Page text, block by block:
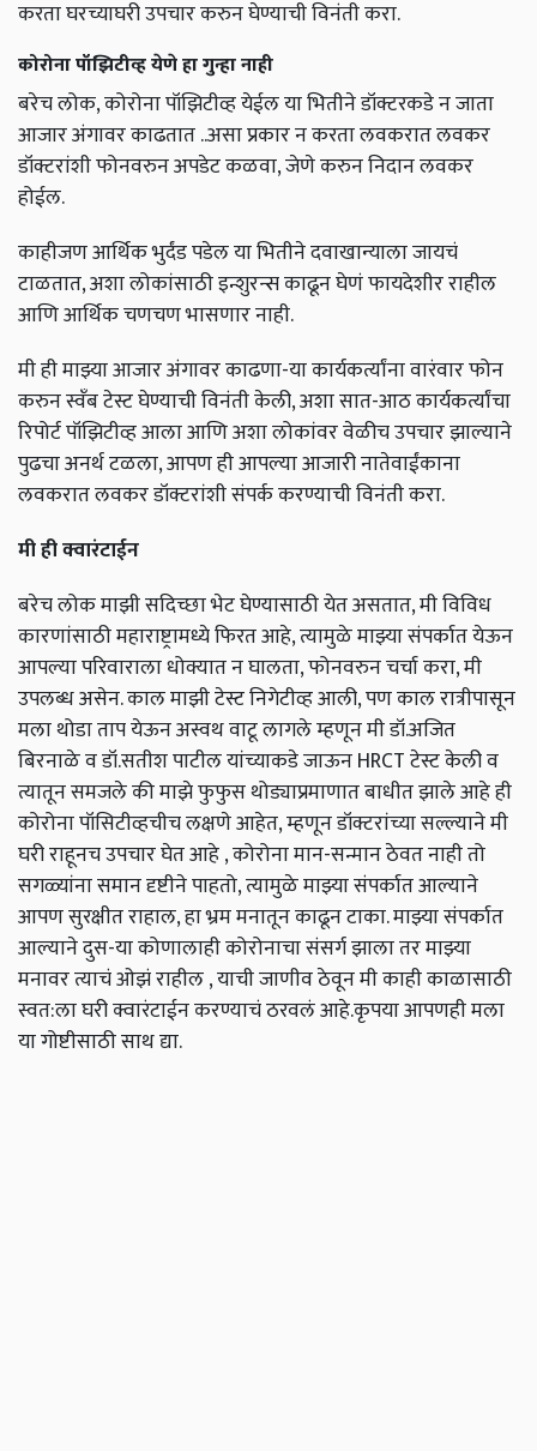
करता घरच्याघरी उपचार करुन घेण्याची विनंती करा.
कोरोना पॉझिटीव्ह येणे हा गुन्हा नाही
बरेच लोक, कोरोना पॉझिटीव्ह येईल या भितीने डॉक्टरकडे न जाता
आजार अंगावर काढतात ..असा प्रकार न करता लवकरात लवकर
डॉक्टरांशी फोनवरुन अपडेट कळवा, जेणे करुन निदान लवकर
होईल.
काहीजण आर्थिक भुर्दंड पडेल या भितीने दवाखान्याला जायचं
टाळतात, अशा लोकांसाठी इन्शुरन्स काढून घेणं फायदेशीर राहील
आणि आर्थिक चणचण भासणार नाही.
मी ही माझ्या आजार अंगावर काढणा-या कार्यकर्त्यांना वारंवार फोन
करुन स्वँब टेस्ट घेण्याची विनंती केली, अशा सात-आठ कार्यकर्त्यांचा
रिपोर्ट पॉझिटीव्ह आला आणि अशा लोकांवर वेळीच उपचार झाल्याने
पुढचा अनर्थ टळला, आपण ही आपल्या आजारी नातेवाईंकाना
लवकरात लवकर डॉक्टरांशी संपर्क करण्याची विनंती करा.
मी ही क्वारंटाईन
बरेच लोक माझी सदिच्छा भेट घेण्यासाठी येत असतात, मी विविध
कारणांसाठी महाराष्ट्रामध्ये फिरत आहे, त्यामुळे माझ्या संपर्कात येऊन
आपल्या परिवाराला धोक्यात न घालता, फोनवरुन चर्चा करा, मी
उपलब्ध असेन. काल माझी टेस्ट निगेटीव्ह आली, पण काल रात्रीपासून
मला थोडा ताप येऊन अस्वथ वाटू लागले म्हणून मी डॉ.अजित
बिरनाळे व डॉ.सतीश पाटील यांच्याकडे जाऊन HRCT टेस्ट केली व
त्यातून समजले की माझे फुफुस थोड्याप्रमाणात बाधीत झाले आहे ही
कोरोना पॉसिटीव्हचीच लक्षणे आहेत, म्हणून डॉक्टरांच्या सल्ल्याने मी
घरी राहूनच उपचार घेत आहे , कोरोना मान-सन्मान ठेवत नाही तो
सगळ्यांना समान दृष्टीने पाहतो, त्यामुळे माझ्या संपर्कात आल्याने
आपण सुरक्षीत राहाल, हा भ्रम मनातून काढून टाका. माझ्या संपर्कात
आल्याने दुस-या कोणालाही कोरोनाचा संसर्ग झाला तर माझ्या
मनावर त्याचं ओझं राहील , याची जाणीव ठेवून मी काही काळासाठी
स्वत:ला घरी क्वारंटाईन करण्याचं ठरवलं आहे.कृपया आपणही मला
या गोष्टीसाठी साथ द्या.